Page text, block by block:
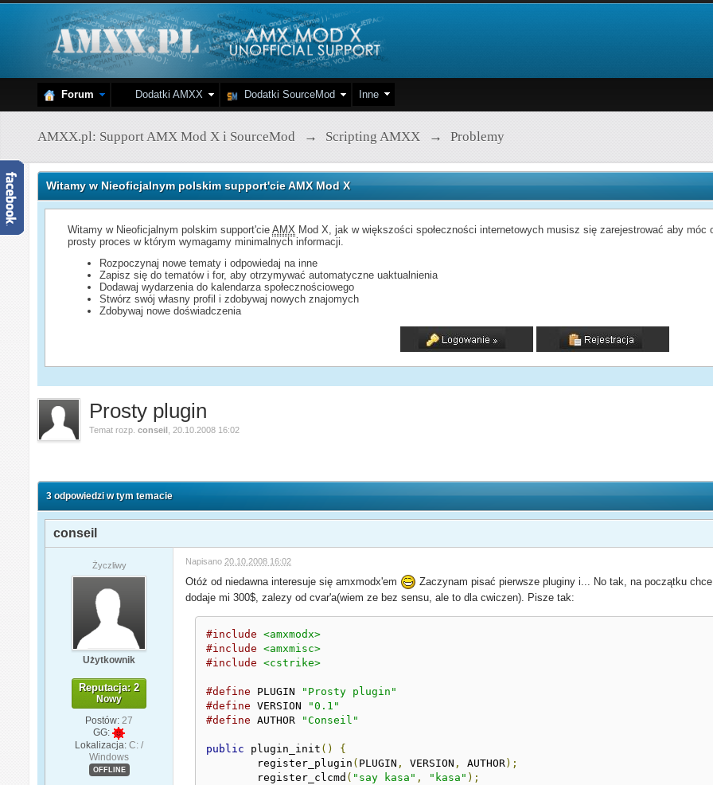
Forum Dodatki AMXX Dodatki SourceMod Inne
AMXX.pl: Support AMX Mod X i SourceMod → Scripting AMXX → Problemy
Witamy w Nieoficjalnym polskim support'cie AMX Mod X
Witamy w Nieoficjalnym polskim support'cieAMX Mod X, jak w większości społeczności internetowych musisz się zarejestrować aby
prosty proces w którym wymagamy minimalnych informacji.
Rozpoczynaj nowe tematy i odpowiedaj na inne
Zapisz się do tematów i for, aby otrzymywać automatyczne uaktualnienia
Dodawaj wydarzenia do kalendarza społecznościowego
Stwórz swój własny profil i zdobywaj nowych znajomych
Zdobywaj nowe doświadczenia
Prosty plugin
Temat rozp.conseil 20.10.2008 16:02
3 odpowiedzi w tym temacie
conseil
Życzliwy
Użytkownik
Reputacja: 2
Nowy
Postów: 27
GG:
Lokalizacja: C: /
Windows
OFFLINE
Napisano 20.10.2008 16:02
Otóż od niedawna interesuje się amxmodx'em
Zaczynam pisać pierwsze pluginy i... No tak, na początku
dodaje mi 300$, zalezy od cvar'a(wiem ze bez sensu, ale to dla cwiczen). Pisze tak:
#include
<amxmodx>
#include
<amxmisc>
#include
<cstrike>
#define PLUGIN
"Prosty plugin"
#define VERSION
"0.1"
#define AUTHOR "Conseil"
public plugin_init ()
{
	register_plugin
( PLUGIN , VERSION , AUTHOR);
	register_clcmd
( "say kasa" , "kasa" );